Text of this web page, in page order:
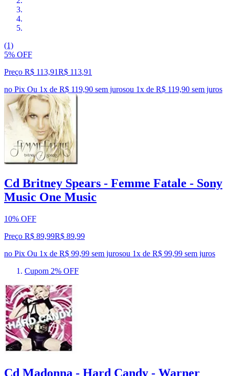
(1)
5% OFF
Preço R$ 113,91R$ 113,91
no Pix Ou 1x de R$ 119,90 sem jurosou 1x de R$ 119,90 sem juros
Cd Britney Spears - Femme Fatale - Sony
Music One Music
10% OFF
Preço R$ 89,99R$ 89,99
no Pix Ou 1x de R$ 99,99 sem jurosou 1x de R$ 99,99 sem juros
Cupom 2% OFF
Cd Madonna - Hard Candy - Warner